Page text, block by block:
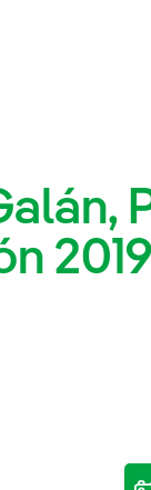
2019